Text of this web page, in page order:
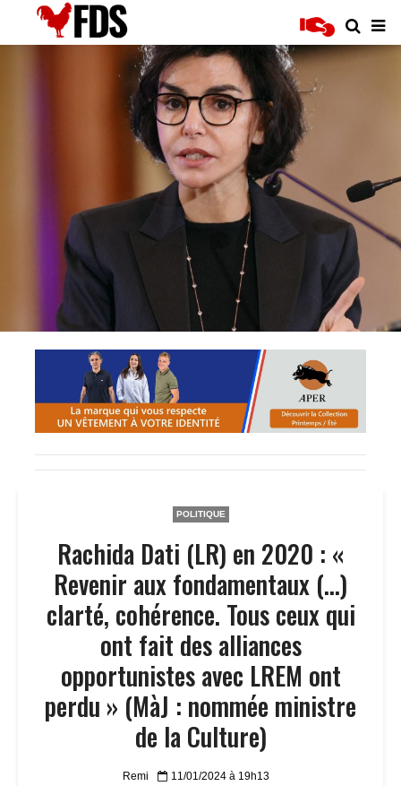
POLITIQUE
Rachida Dati (LR) en 2020 : «
Revenir aux fondamentaux (…)
clarté, cohérence. Tous ceux qui
ont fait des alliances
opportunistes avec LREM ont
perdu » (MàJ : nommée ministre
de la Culture)
Remi 11/01/2024 à 19h13